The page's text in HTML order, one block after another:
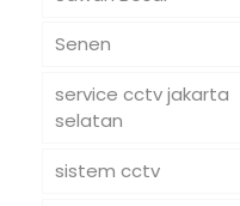
Senen
service cctv jakarta
selatan
sistem cctv